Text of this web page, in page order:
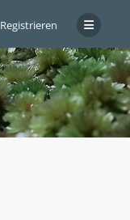
Registrieren